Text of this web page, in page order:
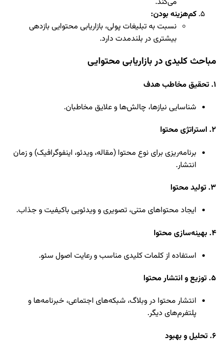
کم‌هزینه بودن:
نسبت به تبلیغات پولی، بازاریابی محتوایی بازدهی
بیشتری در بلندمدت دارد.
مباحث کلیدی در بازاریابی محتوایی
1. تحقیق مخاطب هدف
شناسایی نیازها، چالش‌ها و علایق مخاطبان.
2. استراتژی محتوا
برنامه‌ریزی برای نوع محتوا (مقاله، ویدئو، اینفوگرافیک) و زمان
انتشار.
3. تولید محتوا
ایجاد محتواهای متنی، تصویری و ویدئویی باکیفیت و جذاب.
4. بهینه‌سازی محتوا
استفاده از کلمات کلیدی مناسب و رعایت اصول سئو.
5. توزیع و انتشار محتوا
انتشار محتوا در وبلاگ، شبکه‌های اجتماعی، خبرنامه‌ها و
پلتفرم‌های دیگر.
6. تحلیل و بهبود